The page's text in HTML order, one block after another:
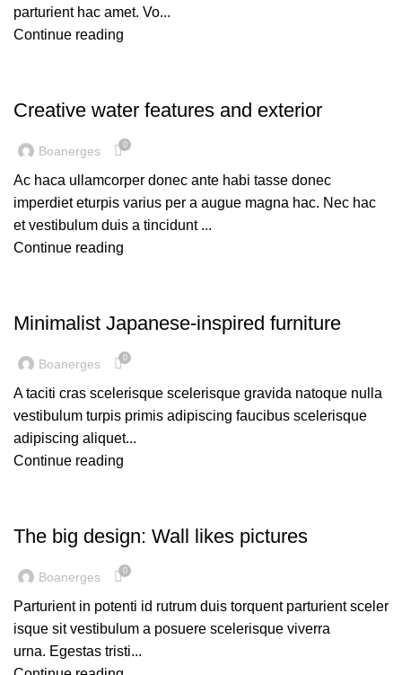
parturient hac amet. Vo...
Continue reading
Creative water features and exterior
Boanerges 0
Ac haca ullamcorper donec ante habi tasse donec
imperdiet eturpis varius per a augue magna hac. Nec hac
et vestibulum duis a tincidunt ...
Continue reading
Minimalist Japanese-inspired furniture
Boanerges 0
A taciti cras scelerisque scelerisque gravida natoque nulla
vestibulum turpis primis adipiscing faucibus scelerisque
adipiscing aliquet...
Continue reading
The big design: Wall likes pictures
Boanerges 0
Parturient in potenti id rutrum duis torquent parturient sceler
isque sit vestibulum a posuere scelerisque viverra
urna. Egestas tristi...